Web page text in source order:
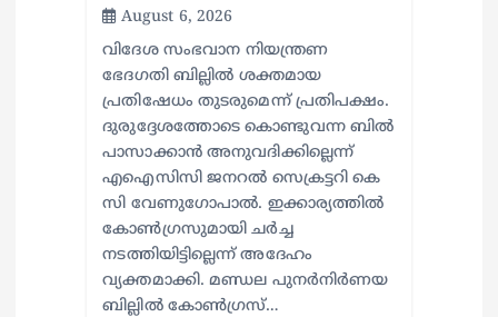
August 6, 2026
വിദേശ സംഭവാന നിയന്ത്രണ
ഭേദഗതി ബില്ലിൽ ശക്തമായ
പ്രതിഷേധം തുടരുമെന്ന് പ്രതിപക്ഷം.
ദുരുദ്ദേശത്തോടെ കൊണ്ടുവന്ന ബിൽ
പാസാക്കാൻ അനുവദിക്കില്ലെന്ന്
എഐസിസി ജനറൽ സെക്രട്ടറി കെ
സി വേണുഗോപാൽ. ഇക്കാര്യത്തിൽ
കോൺഗ്രസുമായി ചർച്ച
നടത്തിയിട്ടില്ലെന്ന് അദേഹം
വ്യക്തമാക്കി. മണ്ഡല പുനർനിർണയ
ബില്ലിൽ കോൺഗ്രസ്…